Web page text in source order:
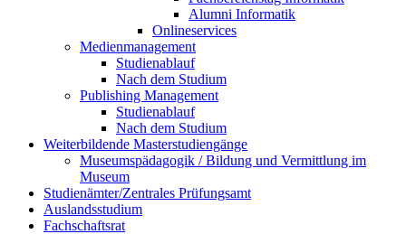
Alumni Informatik
Onlineservices
Medienmanagement
Studienablauf
Nach dem Studium
Publishing Management
Studienablauf
Nach dem Studium
Weiterbildende Masterstudiengänge
Museumspädagogik / Bildung und Vermittlung im
Museum
Studienämter/Zentrales Prüfungsamt
Auslandsstudium
Fachschaftsrat